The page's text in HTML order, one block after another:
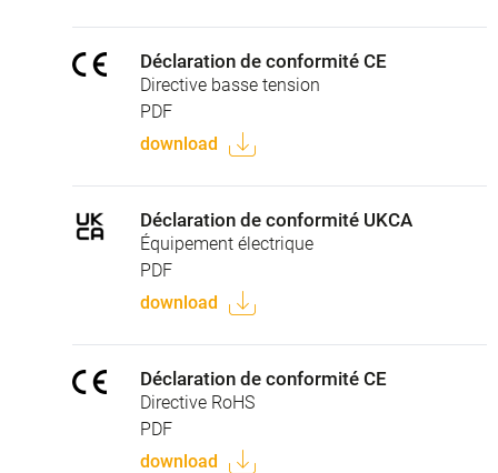
Déclaration de conformité CE
Directive basse tension
PDF
download
Déclaration de conformité UKCA
Équipement électrique
PDF
download
Déclaration de conformité CE
Directive RoHS
PDF
download